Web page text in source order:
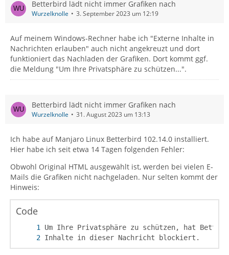
Betterbird lädt nicht immer Grafiken nach
Wurzelknolle 3. September 2023 um 12:19
Auf meinem Windows-Rechner habe ich "Externe Inhalte in
Nachrichten erlauben" auch nicht angekreuzt und dort
funktioniert das Nachladen der Grafiken. Dort kommt ggf.
die Meldung "Um Ihre Privatsphäre zu schützen...".
Betterbird lädt nicht immer Grafiken nach
Wurzelknolle 31. August 2023 um 13:13
Ich habe auf Manjaro Linux Betterbird 102.14.0 installiert.
Hier habe ich seit etwa 14 Tagen folgenden Fehler:
Obwohl Original HTML ausgewählt ist, werden bei vielen E-
Mails die Grafiken nicht nachgeladen. Nur selten kommt der
Hinweis:
Code
Inhalte in dieser Nachricht blockiert.